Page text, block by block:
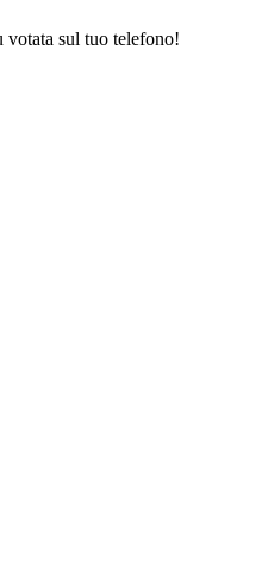
votata sul tuo telefono!